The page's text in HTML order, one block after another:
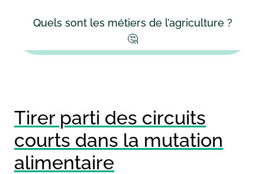
Quels sont les métiers de l’agriculture ?
🤔
Tirer parti des circuits
courts dans la mutation
alimentaire